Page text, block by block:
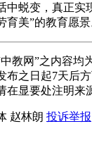
中蜕变，真正实
美”的教育愿景
教网”之内容均
布之日起7天后
显要处注明来
赵林朗 投诉举报